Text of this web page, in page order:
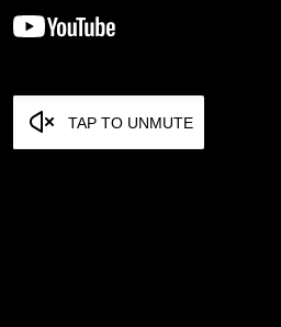
TAP TO UNMUTE